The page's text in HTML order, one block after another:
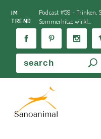
IM
TREND:
Podcast #59 - Trinken,
Sommerhitze wirkl...